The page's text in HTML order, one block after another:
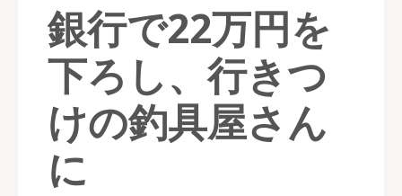
銀行で22万円を
下ろし、行きつ
けの釣具屋さん
に